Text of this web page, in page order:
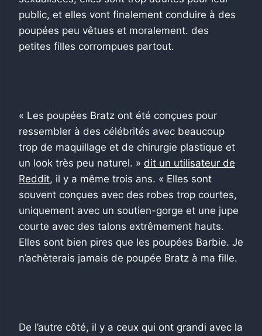
public, et elles vont finalement conduire à des
poupées peu vêtues et moralement. des
petites filles corrompues partout.
« Les poupées Bratz ont été conçues pour
ressembler à des célébrités avec beaucoup
trop de maquillage et de chirurgie plastique et
un look très peu naturel. » dit un utilisateur de
Reddit, il y a même trois ans. « Elles sont
souvent conçues avec des robes trop courtes,
uniquement avec un soutien-gorge et une jupe
courte avec des talons extrêmement hauts.
Elles sont bien pires que les poupées Barbie. Je
n’achèterais jamais de poupée Bratz à ma fille.
De l’autre côté, il y a ceux qui ont grandi avec la